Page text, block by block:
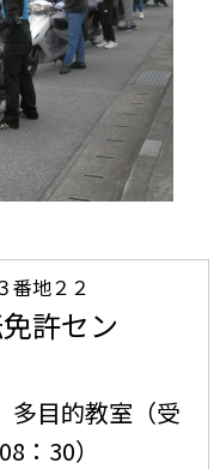
番地２２
許セン
目的教室（受
：30）